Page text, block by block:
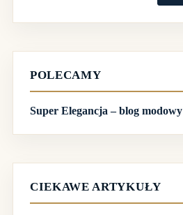
wyników
POLECAMY
Super Elegancja – blog modowy
CIEKAWE ARTYKUŁY